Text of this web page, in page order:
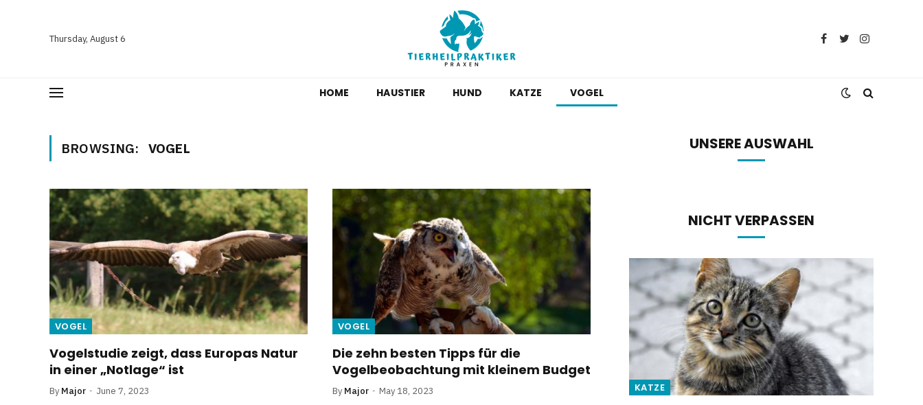
Thursday, August 6 Facebook
TwitterInstagram
HOME HAUSTIER HUND KATZE VOGEL
BROWSING: VOGEL
VOGEL
Vogelstudie zeigt, dass Europas Natur
in einer „Notlage“ ist
By Major June 7, 2023
VOGEL
Die zehn besten Tipps für die
Vogelbeobachtung mit kleinem Budget
By Major May 18, 2023
UNSERE AUSWAHL
NICHT VERPASSEN
KATZE